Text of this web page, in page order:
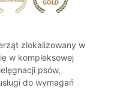
zlokalizowany w
w kompleksowej
psów,
do wymagań